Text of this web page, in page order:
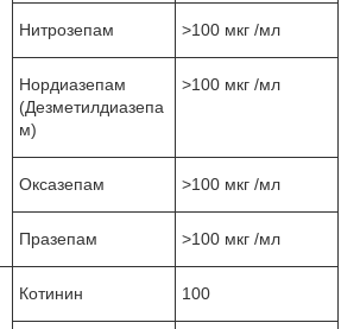
Нитрозепам ˃100 мкг /мл
Нордиазепам
(Дезметилдиазепа
м)
˃100 мкг /мл
Оксазепам ˃100 мкг /мл
Празепам ˃100 мкг /мл
Котинин 100